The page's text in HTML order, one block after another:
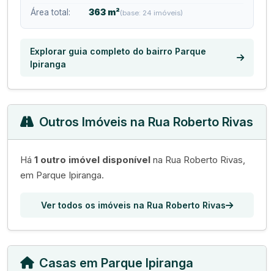
Área total: 363 m²(base: 24 imóveis)
Explorar guia completo do bairro Parque
Ipiranga
Outros Imóveis na Rua Roberto Rivas
Há 1 outro imóvel disponível na Rua Roberto Rivas,
em Parque Ipiranga.
Ver todos os imóveis na Rua Roberto Rivas
Casas em Parque Ipiranga